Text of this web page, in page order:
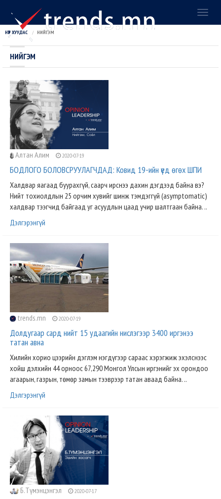
НҮҮР ХУУДАС НИЙГЭМ
НИЙГЭМ
Алтан Алим 2020-07-19
БОДЛОГО БОЛОВСРУУЛАГЧДАД: Ковид 19-ийн үед өгөх ШПИ
Халдвар яагаад буурахгүй, саарч ирснээ дахин дэгдээд байна вэ?
Нийт тохиолдлын 25 орчим хувийг шинж тэмдэггүй (asymptomatic)
халдвар тээгчид байгаад уг асуудлын цаад учир шалтгаан байна. ..
Дэлгэрэнгүй
trends.mn 2020-07-19
Долдугаар сард нийт 15 удаагийн нислэгээр 3400 иргэнээ
татан авна
Хилийн хорио цээрийн дэглэм нэгдүгээр сараас хэрэгжиж эхэлснээс
хойш дэлхийн 44 орноос 67,290 Монгол Улсын иргэнийг эх орондоо
агаарын, газрын, төмөр замын тээврээр татан аваад байна. ..
Дэлгэрэнгүй
Б.Түмэнцэнгэл 2020-07-17